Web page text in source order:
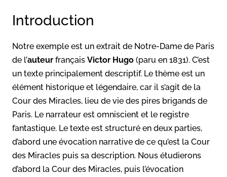
Introduction
Notre exemple est un extrait de Notre-Dame de Paris
de l’auteur français Victor Hugo (paru en 1831). C’est
un texte principalement descriptif. Le thème est un
élément historique et légendaire, car il s’agit de la
Cour des Miracles, lieu de vie des pires brigands de
Paris. Le narrateur est omniscient et le registre
fantastique. Le texte est structuré en deux parties,
d’abord une évocation narrative de ce qu’est la Cour
des Miracles puis sa description. Nous étudierons
d’abord la Cour des Miracles, puis l’évocation